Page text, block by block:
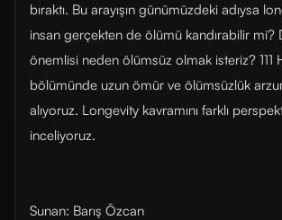
bıraktı. Bu arayışın günümüzdeki adıysa
insan gerçekten de ölümü kandırabilir mi?
önemlisi neden ölümsüz olmak isteriz? 111
bölümünde uzun ömür ve ölümsüzlük
alıyoruz. Longevity kavramını farklı
inceliyoruz.
Sunan: Barış Özcan